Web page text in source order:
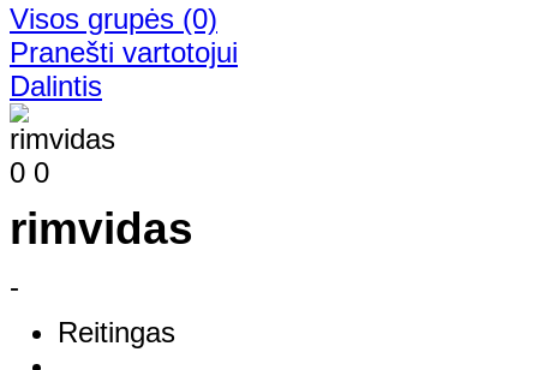
Visos grupės (0)
Pranešti vartotojui
Dalintis
0 0
rimvidas
-
Reitingas